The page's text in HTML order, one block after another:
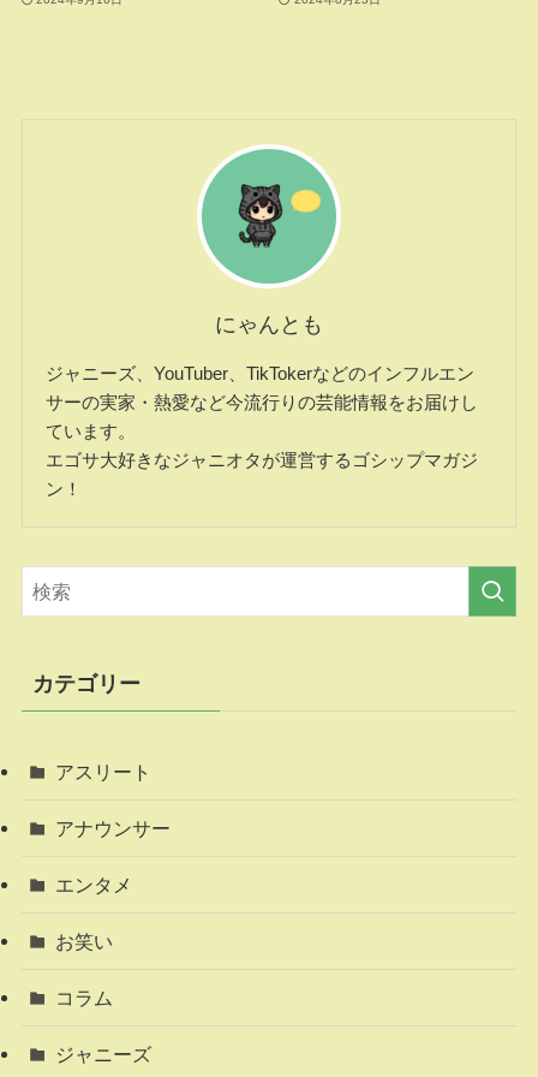
にゃんとも
ジャニーズ、YouTuber、TikTokerなどのインフルエン
サーの実家・熱愛など今流行りの芸能情報をお届けし
ています。
エゴサ大好きなジャニオタが運営するゴシップマガジ
ン！
カテゴリー
アスリート
アナウンサー
エンタメ
お笑い
コラム
ジャニーズ